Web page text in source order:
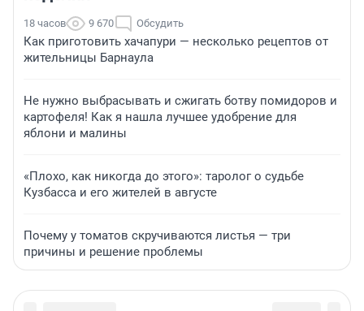
18 часов 9 670 Обсудить
Как приготовить хачапури — несколько рецептов от
жительницы Барнаула
Не нужно выбрасывать и сжигать ботву помидоров и
картофеля! Как я нашла лучшее удобрение для
яблони и малины
«Плохо, как никогда до этого»: таролог о судьбе
Кузбасса и его жителей в августе
Почему у томатов скручиваются листья — три
причины и решение проблемы